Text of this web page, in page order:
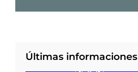
Últimas informaciones